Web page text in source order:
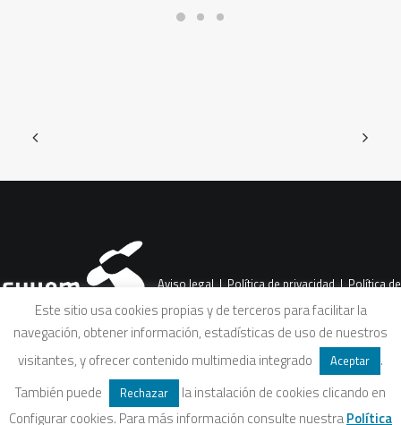
Aviso legal|Política de privacidad|Política de
Este sitio usa cookies propias y de terceros para facilitar la
navegación, obtener información, estadísticas de uso de nuestros
visitantes, y ofrecer contenido multimedia integrado
Aceptar
.
También puede
Rechazar
la instalación de cookies clicando en
Configurar cookies. Para más información consulte nuestraPolítica